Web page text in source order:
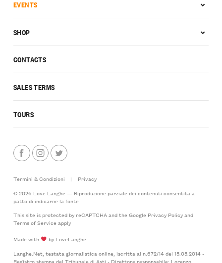
CONTACTS
SALES TERMS
TOURS
EVENTS
SHOP
Termini & Condizioni |
Privacy
© 2026 Love Langhe — Riproduzione parziale dei contenuti consentita a
patto di indicarne la fonte
This site is protected by reCAPTCHA and the Google Privacy Policyand
Terms of Serviceapply
Made with
by LoveLanghe
Langhe.Net, testata giornalistica online, iscritta al n.672/14 del 15.05.2014 -
Registro stampa del Tribunale di Asti - Direttore responsabile: Lorenzo